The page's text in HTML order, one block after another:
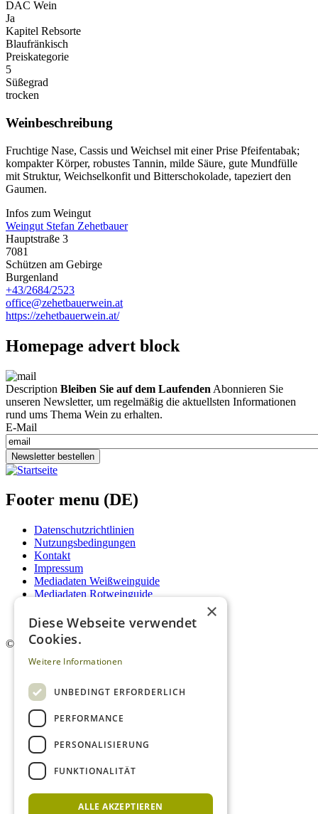
DAC Wein
Ja
Kapitel Rebsorte
Blaufränkisch
Preiskategorie
5
Süßegrad
trocken
Weinbeschreibung
Fruchtige Nase, Cassis und Weichsel mit einer Prise Pfeifentabak;
kompakter Körper, robustes Tannin, milde Säure, gute Mundfülle
mit Struktur, Weichselkonfit und Bitterschokolade, tapeziert den
Gaumen.
Infos zum Weingut
Weingut Stefan Zehetbauer
Hauptstraße 3
7081
Schützen am Gebirge
Burgenland
+43/2684/2523
office@zehetbauerwein.at
https://zehetbauerwein.at/
Homepage advert block
Description Bleiben Sie auf dem Laufenden Abonnieren Sie
unseren Newsletter, um regelmäßig die aktuellsten Informationen
rund ums Thema Wein zu erhalten.
E-Mail
Newsletter bestellen
Footer menu (DE)
Datenschutzrichtlinien
Nutzungsbedingungen
Kontakt
Impressum
Mediadaten Weißweinguide
Mediadaten Rotweinguide
Newsletter
© 2026. Alle Rechte vorbehalten.
×
Diese Webseite verwendet
Cookies.
Weitere Informationen
UNBEDINGT ERFORDERLICH
PERFORMANCE
PERSONALISIERUNG
FUNKTIONALITÄT
ALLE AKZEPTIEREN